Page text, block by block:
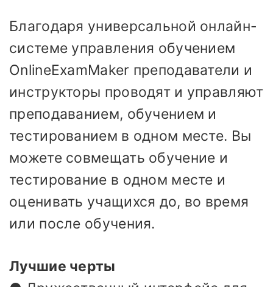
Благодаря универсальной онлайн-
системе управления обучением
OnlineExamMaker преподаватели и
инструкторы проводят и управляют
преподаванием, обучением и
тестированием в одном месте. Вы
можете совмещать обучение и
тестирование в одном месте и
оценивать учащихся до, во время
или после обучения.
Лучшие черты